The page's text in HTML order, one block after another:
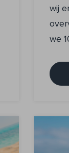
wij
we